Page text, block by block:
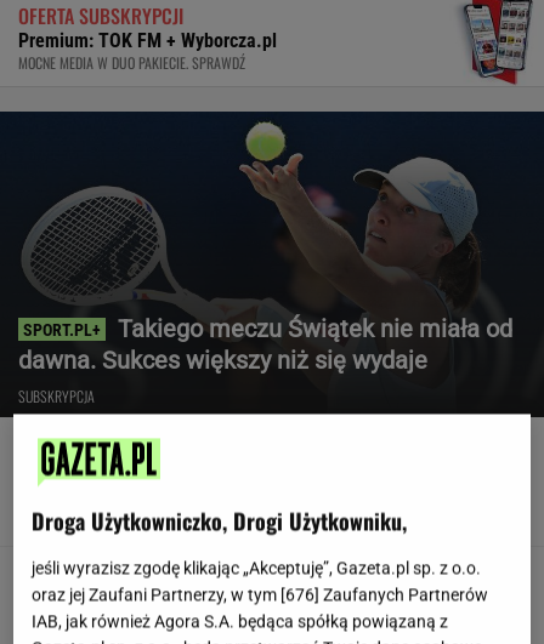
OFERTA SUBSKRYPCJI
Premium: TOK FM + Wyborcza.pl
MOCNE MEDIA W DUO PAKIECIE. SPRAWDŹ
Takiego meczu Świątek nie miała od
dawna. Sukces większy niż się wydaje
SUBSKRYPCJA
TOMASZ OKUROWSKI
"Wymieniłam mojego byłego na
jego wujka milionera". Tak wciągają
mikrodramy
Droga Użytkowniczko, Drogi Użytkowniku,
jeśli wyrazisz zgodę klikając „Akceptuję”, Gazeta.pl sp. z o.o.
oraz jej Zaufani Partnerzy, w tym [676] Zaufanych Partnerów
IAB, jak również Agora S.A. będąca spółką powiązaną z